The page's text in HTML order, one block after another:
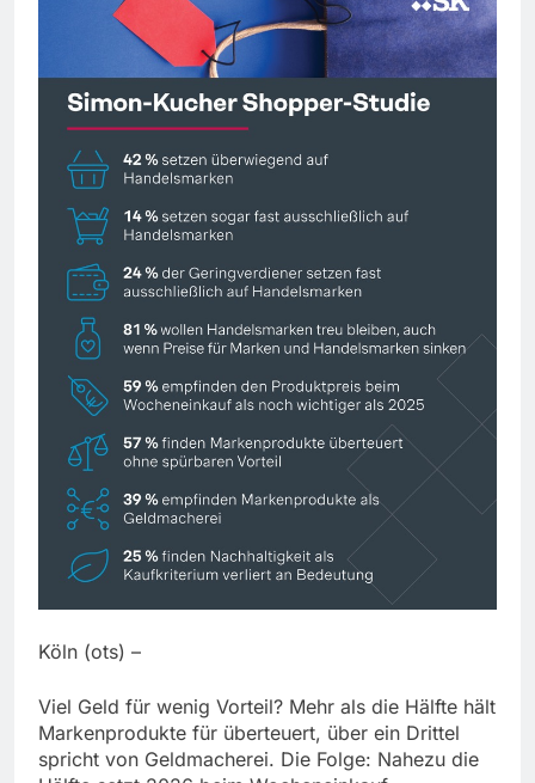
Köln (ots) –
Viel Geld für wenig Vorteil? Mehr als die Hälfte hält
Markenprodukte für überteuert, über ein Drittel
spricht von Geldmacherei. Die Folge: Nahezu die